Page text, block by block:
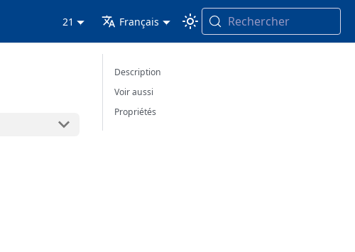
21 Français Rechercher
Description
Voir aussi
Propriétés